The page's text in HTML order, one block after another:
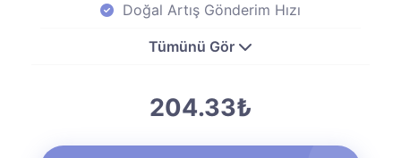
Doğal Artış Gönderim Hızı
Tümünü Gör
204.33₺